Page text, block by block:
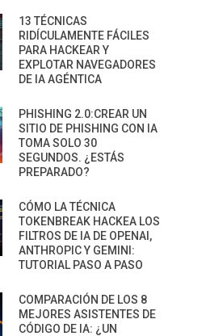
13 TÉCNICAS
RIDÍCULAMENTE FÁCILES
PARA HACKEAR Y
EXPLOTAR NAVEGADORES
DE IA AGÉNTICA
PHISHING 2.0:CREAR UN
SITIO DE PHISHING CON IA
TOMA SOLO 30
SEGUNDOS. ¿ESTÁS
PREPARADO?
CÓMO LA TÉCNICA
TOKENBREAK HACKEA LOS
FILTROS DE IA DE OPENAI,
ANTHROPIC Y GEMINI:
TUTORIAL PASO A PASO
COMPARACIÓN DE LOS 8
MEJORES ASISTENTES DE
CÓDIGO DE IA: ¿UN